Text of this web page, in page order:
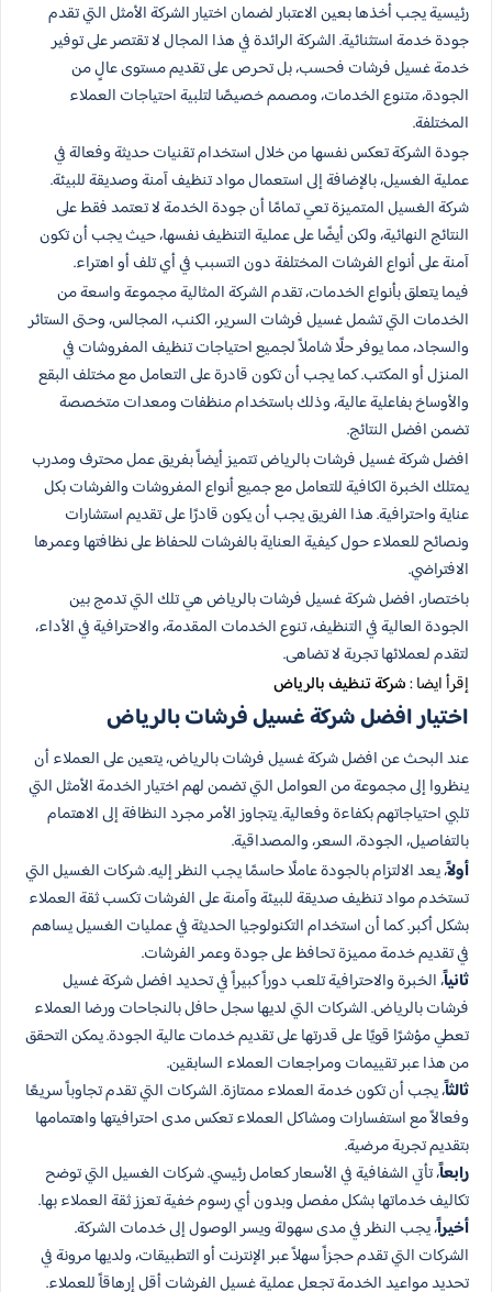
رئيسية يجب أخذها بعين الاعتبار لضمان اختيار الشركة الأمثل التي تقدم
جودة خدمة استثنائية. الشركة الرائدة في هذا المجال لا تقتصر على توفير
خدمة غسيل فرشات فحسب، بل تحرص على تقديم مستوى عالٍ من
الجودة، متنوع الخدمات، ومصمم خصيصًا لتلبية احتياجات العملاء
المختلفة.
جودة الشركة تعكس نفسها من خلال استخدام تقنيات حديثة وفعالة في
عملية الغسيل، بالإضافة إلى استعمال مواد تنظيف آمنة وصديقة للبيئة.
شركة الغسيل المتميزة تعي تمامًا أن جودة الخدمة لا تعتمد فقط على
النتائج النهائية، ولكن أيضًا على عملية التنظيف نفسها، حيث يجب أن تكون
آمنة على أنواع الفرشات المختلفة دون التسبب في أي تلف أو اهتراء.
فيما يتعلق بأنواع الخدمات، تقدم الشركة المثالية مجموعة واسعة من
الخدمات التي تشمل غسيل فرشات السرير، الكنب، المجالس، وحتى الستائر
والسجاد، مما يوفر حلًا شاملاً لجميع احتياجات تنظيف المفروشات في
المنزل أو المكتب. كما يجب أن تكون قادرة على التعامل مع مختلف البقع
والأوساخ بفاعلية عالية، وذلك باستخدام منظفات ومعدات متخصصة
تضمن افضل النتائج.
افضل شركة غسيل فرشات بالرياض تتميز أيضاً بفريق عمل محترف ومدرب
يمتلك الخبرة الكافية للتعامل مع جميع أنواع المفروشات والفرشات بكل
عناية واحترافية. هذا الفريق يجب أن يكون قادرًا على تقديم استشارات
ونصائح للعملاء حول كيفية العناية بالفرشات للحفاظ على نظافتها وعمرها
الافتراضي.
باختصار، افضل شركة غسيل فرشات بالرياض هي تلك التي تدمج بين
الجودة العالية في التنظيف، تنوع الخدمات المقدمة، والاحترافية في الأداء،
لتقدم لعملائها تجربة لا تضاهى.
إقرأ ايضا :شركة تنظيف بالرياض
اختيار افضل شركة غسيل فرشات بالرياض
عند البحث عن افضل شركة غسيل فرشات بالرياض، يتعين على العملاء أن
ينظروا إلى مجموعة من العوامل التي تضمن لهم اختيار الخدمة الأمثل التي
تلبي احتياجاتهم بكفاءة وفعالية. يتجاوز الأمر مجرد النظافة إلى الاهتمام
بالتفاصيل، الجودة، السعر، والمصداقية.
أولاً، يعد الالتزام بالجودة عاملًا حاسمًا يجب النظر إليه. شركات الغسيل التي
تستخدم مواد تنظيف صديقة للبيئة وآمنة على الفرشات تكسب ثقة العملاء
بشكل أكبر. كما أن استخدام التكنولوجيا الحديثة في عمليات الغسيل يساهم
في تقديم خدمة مميزة تحافظ على جودة وعمر الفرشات.
ثانياً، الخبرة والاحترافية تلعب دوراً كبيراً في تحديد افضل شركة غسيل
فرشات بالرياض. الشركات التي لديها سجل حافل بالنجاحات ورضا العملاء
تعطي مؤشرًا قويًا على قدرتها على تقديم خدمات عالية الجودة. يمكن التحقق
من هذا عبر تقييمات ومراجعات العملاء السابقين.
ثالثاً، يجب أن تكون خدمة العملاء ممتازة. الشركات التي تقدم تجاوباً سريعًا
وفعالاً مع استفسارات ومشاكل العملاء تعكس مدى احترافيتها واهتمامها
بتقديم تجربة مرضية.
رابعاً، تأتي الشفافية في الأسعار كعامل رئيسي. شركات الغسيل التي توضح
تكاليف خدماتها بشكل مفصل وبدون أي رسوم خفية تعزز ثقة العملاء بها.
أخيراً، يجب النظر في مدى سهولة ويسر الوصول إلى خدمات الشركة.
الشركات التي تقدم حجزاً سهلاً عبر الإنترنت أو التطبيقات، ولديها مرونة في
تحديد مواعيد الخدمة تجعل عملية غسيل الفرشات أقل إرهاقاً للعملاء.